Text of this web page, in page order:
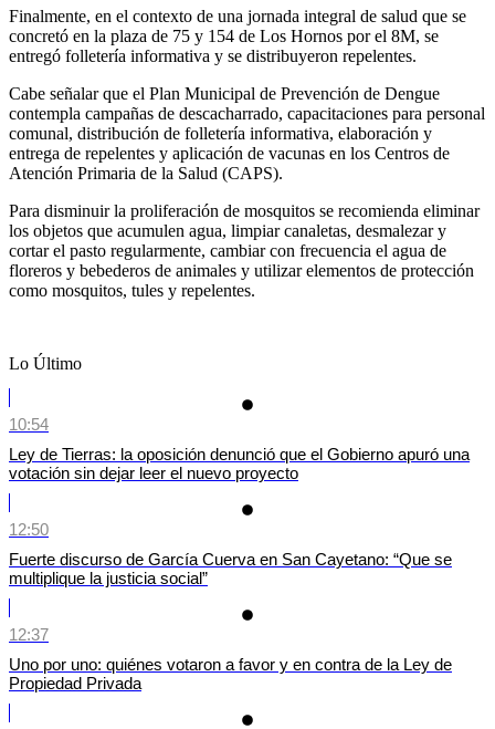
Finalmente, en el contexto de una jornada integral de salud que se
concretó en la plaza de 75 y 154 de Los Hornos por el 8M, se
entregó folletería informativa y se distribuyeron repelentes.
Cabe señalar que el Plan Municipal de Prevención de Dengue
contempla campañas de descacharrado, capacitaciones para personal
comunal, distribución de folletería informativa, elaboración y
entrega de repelentes y aplicación de vacunas en los Centros de
Atención Primaria de la Salud (CAPS).
Para disminuir la proliferación de mosquitos se recomienda eliminar
los objetos que acumulen agua, limpiar canaletas, desmalezar y
cortar el pasto regularmente, cambiar con frecuencia el agua de
floreros y bebederos de animales y utilizar elementos de protección
como mosquitos, tules y repelentes.
Lo Último
10:54
Ley de Tierras: la oposición denunció que el Gobierno apuró una
votación sin dejar leer el nuevo proyecto
12:50
Fuerte discurso de García Cuerva en San Cayetano: “Que se
multiplique la justicia social”
12:37
Uno por uno: quiénes votaron a favor y en contra de la Ley de
Propiedad Privada